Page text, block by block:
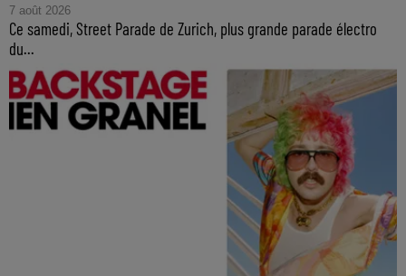
7 août 2026
Ce samedi, Street Parade de Zurich, plus grande parade électro
du...